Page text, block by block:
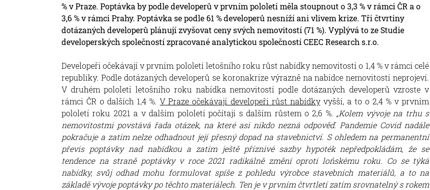
% v Praze. Poptávka by podle developerů v prvním pololetí měla stoupnout o 3,3 % v rámci ČR a o
3,6 % v rámci Prahy. Poptávka se podle 61 % developerů nesníží ani vlivem krize. Tři čtvrtiny
dotázaných developerů plánují zvyšovat ceny svých nemovitostí (71 %). Vyplývá to ze Studie
developerských společností zpracované analytickou společností CEEC Research s.r.o.
Developeři očekávají v prvním pololetí letošního roku růst nabídky nemovitostí o 1,4 % v rámci celé
republiky. Podle dotázaných developerů se koronakrize výrazně na nabídce nemovitostí neprojeví.
V druhém pololetí letošního roku nabídka nemovitostí podle dotázaných developerů vzroste v
rámci ČR o dalších 1,4 %.V Praze očekávají developeři růst nabídkyvyšší, a to o 2,4 % v prvním
pololetí roku 2021 a v dalším pololetí počítají s dalším růstem o 2,6 %. „Kolem vývoje na trhu s
nemovitostmi povstává řada otázek, na které asi nikdo nezná odpověď. Pandemie Covid nadále
pokračuje a zatím nelze odhadnout její přesný dopad na stavebnictví. S ohledem na permanentní
převis poptávky nad nabídkou a zatím ještě příznivé sazby hypoték nepředpokládám, že se
tendence na straně poptávky v roce 2021 radikálně změní oproti loňskému roku. Co se týká
nabídky, svůj odhad mohu formulovat spíše z pohledu výrobce stavebních materiálů, a to na
základě vývoje poptávky po těchto materiálech. Ten je v prvním čtvrtletí zatím srovnatelný s rokem